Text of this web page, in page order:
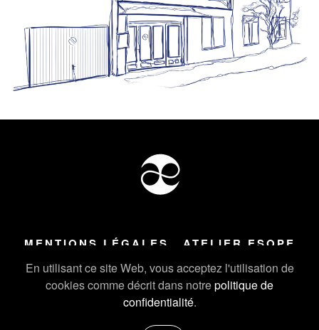
En utilisant ce site Web, vous acceptez l'utilisation de
cookies comme décrit dans notrepolitique de
confidentialité.
MENTIONS LÉGALES ATELIER ESOPE